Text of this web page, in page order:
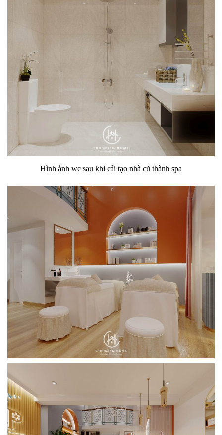
Hình ảnh wc sau khi cải tạo nhà cũ thành spa